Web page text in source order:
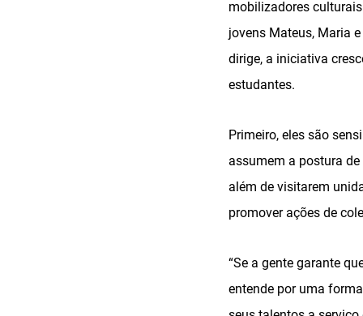
mobilizadores
jovens Mateus, Maria
dirige, a iniciativa
estudantes.
Primeiro, eles são
assumem a postura
além de visitarem
promover ações de
“Se a gente garante
entende por uma